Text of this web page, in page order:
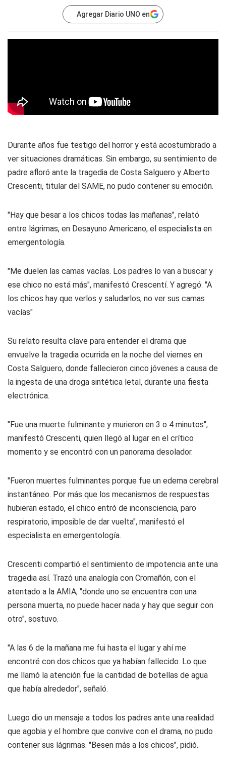
Agregar Diario UNO en
Durante años fue testigo del horror y está acostumbrado a
ver situaciones dramáticas. Sin embargo, su sentimiento de
padre afloró ante la tragedia de Costa Salguero y Alberto
Crescenti, titular del SAME, no pudo contener su emoción.
"Hay que besar a los chicos todas las mañanas", relató
entre lágrimas, en Desayuno Americano, el especialista en
emergentología.
"Me duelen las camas vacías. Los padres lo van a buscar y
ese chico no está más", manifestó Crescentí. Y agregó: "A
los chicos hay que verlos y saludarlos, no ver sus camas
vacías"
Su relato resulta clave para entender el drama que
envuelve la tragedia ocurrida en la noche del viernes en
Costa Salguero, donde fallecieron cinco jóvenes a causa de
la ingesta de una droga sintética letal, durante una fiesta
electrónica.
"Fue una muerte fulminante y murieron en 3 o 4 minutos",
manifestó Crescenti, quien llegó al lugar en el crítico
momento y se encontró con un panorama desolador.
"Fueron muertes fulminantes porque fue un edema cerebral
instantáneo. Por más que los mecanismos de respuestas
hubieran estado, el chico entró de inconsciencia, paro
respiratorio, imposible de dar vuelta", manifestó el
especialista en emergentología.
Crescenti compartió el sentimiento de impotencia ante una
tragedia así. Trazó una analogía con Cromañón, con el
atentado a la AMIA, "donde uno se encuentra con una
persona muerta, no puede hacer nada y hay que seguir con
otro", sostuvo.
"A las 6 de la mañana me fui hasta el lugar y ahí me
encontré con dos chicos que ya habían fallecido. Lo que
me llamó la atención fue la cantidad de botellas de agua
que había alrededor", señaló.
Luego dio un mensaje a todos los padres ante una realidad
que agobia y el hombre que convive con el drama, no pudo
contener sus lágrimas. "Besen más a los chicos", pidió.